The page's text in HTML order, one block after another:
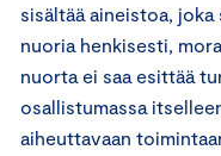
sisältää aineistoa,
nuoria henkisesti,
nuorta ei saa esittää
osallistumassa
aiheuttavaan